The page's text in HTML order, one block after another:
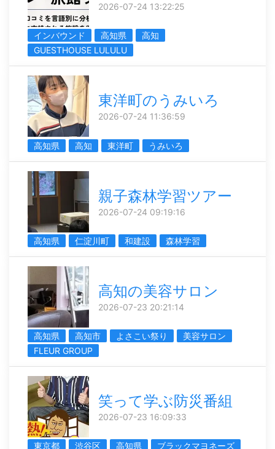
2026-07-24 13:22:25
インバウンド 高知県
高知
GUESTHOUSE LULULU
東洋町のうみいろ
2026-07-24 11:36:59
高知県 高知 東洋町 うみいろ
親子森林学習ツアー
2026-07-24 09:19:16
高知県 仁淀川町 和建設 森林学習
高知の美容サロン
2026-07-23 20:21:14
高知県 高知市 よさこい祭り
美容サロン
FLEUR GROUP
笑って学ぶ防災番組
2026-07-23 16:09:33
東京都 渋谷区 高知県
ブラックマヨネーズ